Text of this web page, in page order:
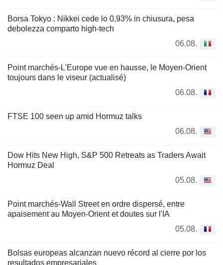
Borsa Tokyo : Nikkei cede lo 0,93% in chiusura, pesa
debolezza comparto high-tech
06.08.
Point marchés-L'Europe vue en hausse, le Moyen-Orient
toujours dans le viseur (actualisé)
06.08.
FTSE 100 seen up amid Hormuz talks
06.08.
Dow Hits New High, S&P 500 Retreats as Traders Await
Hormuz Deal
05.08.
Point marchés-Wall Street en ordre dispersé, entre
apaisement au Moyen-Orient et doutes sur l'IA
05.08.
Bolsas europeas alcanzan nuevo récord al cierre por los
resultados empresariales